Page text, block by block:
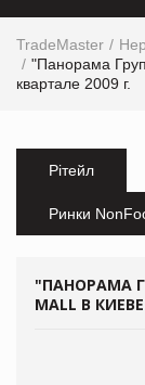
TradeMaster
"Панорама
квартале 2009 г.
Рітейл
Ринки
"ПАНОРАМА
MALL В